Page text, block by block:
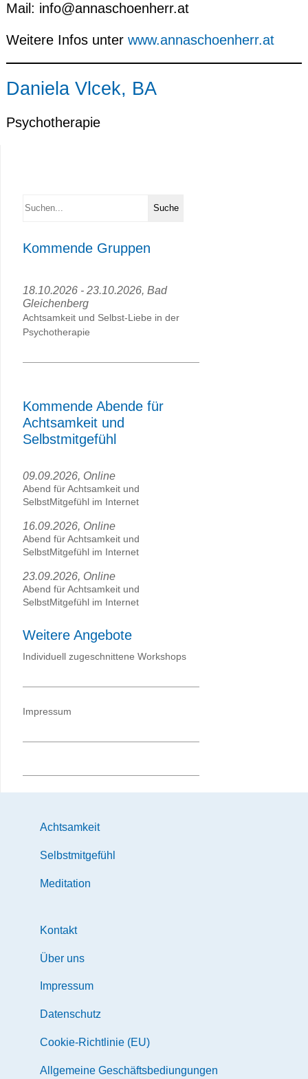
Mail: info@annaschoenherr.at
Weitere Infos unter www.annaschoenherr.at
Daniela Vlcek, BA
Psychotherapie
Kommende Gruppen
18.10.2026 - 23.10.2026, Bad
Gleichenberg
Achtsamkeit und Selbst-Liebe in der
Psychotherapie
Kommende Abende für
Achtsamkeit und
Selbstmitgefühl
09.09.2026, Online
Abend für Achtsamkeit und
SelbstMitgefühl im Internet
16.09.2026, Online
Abend für Achtsamkeit und
SelbstMitgefühl im Internet
23.09.2026, Online
Abend für Achtsamkeit und
SelbstMitgefühl im Internet
Weitere Angebote
Individuell zugeschnittene Workshops
Impressum
Achtsamkeit
Selbstmitgefühl
Meditation
Kontakt
Über uns
Impressum
Datenschutz
Cookie-Richtlinie (EU)
Allgemeine Geschäftsbediungungen